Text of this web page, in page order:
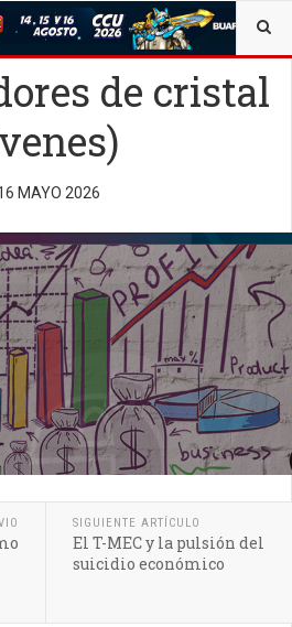
MANJARREZ
de cristal
MAYO 2026
SIGUIENTE ARTÍCULO
El T-MEC y la pulsión del
suicidio económico